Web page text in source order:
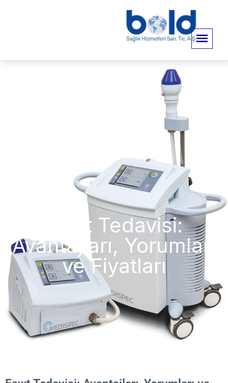
Eswt Tedavisi:
Avantajları,
ve Fiyatları